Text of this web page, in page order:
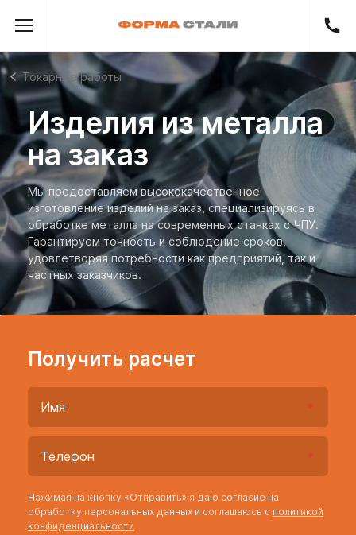
Токарные работы
Изделия из металла
на заказ
Мы предоставляем высококачественное
изготовление изделий на заказ, специализируясь в
обработке металла на современных станках с ЧПУ.
Гарантируем точность и соблюдение сроков,
удовлетворяя потребности как предприятий, так и
частных заказчиков.
Получить расчет
Нажимая на кнопку «Отправить» я даю согласие на
обработку персональных данных и соглашаюсь с политикой
конфиденциальности